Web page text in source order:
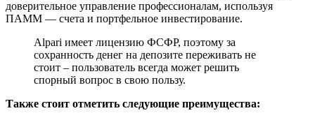
доверительное управление профессионалам, используя
ПАММ — счета и портфельное инвестирование.
Alpari имеет лицензию ФСФР, поэтому за
сохранность денег на депозите переживать не
стоит – пользователь всегда может решить
спорный вопрос в свою пользу.
Также стоит отметить следующие преимущества: